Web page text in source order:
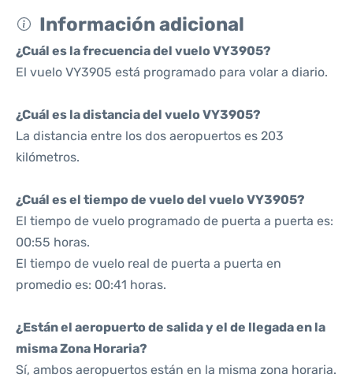
Información adicional
¿Cuál es la frecuencia del vuelo VY3905?
El vuelo VY3905 está programado para volar a diario.
¿Cuál es la distancia del vuelo VY3905?
La distancia entre los dos aeropuertos es 203
kilómetros.
¿Cuál es el tiempo de vuelo del vuelo VY3905?
El tiempo de vuelo programado de puerta a puerta es:
00:55 horas.
El tiempo de vuelo real de puerta a puerta en
promedio es: 00:41 horas.
¿Están el aeropuerto de salida y el de llegada en la
misma Zona Horaria?
Sí, ambos aeropuertos están en la misma zona horaria.